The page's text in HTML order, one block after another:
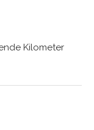
Kilometer